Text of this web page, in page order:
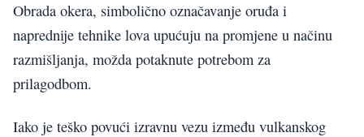
Obrada okera, simbolično označavanje oruđa i
naprednije tehnike lova upućuju na promjene u načinu
razmišljanja, možda potaknute potrebom za
prilagodbom.
Iako je teško povući izravnu vezu između vulkanskog